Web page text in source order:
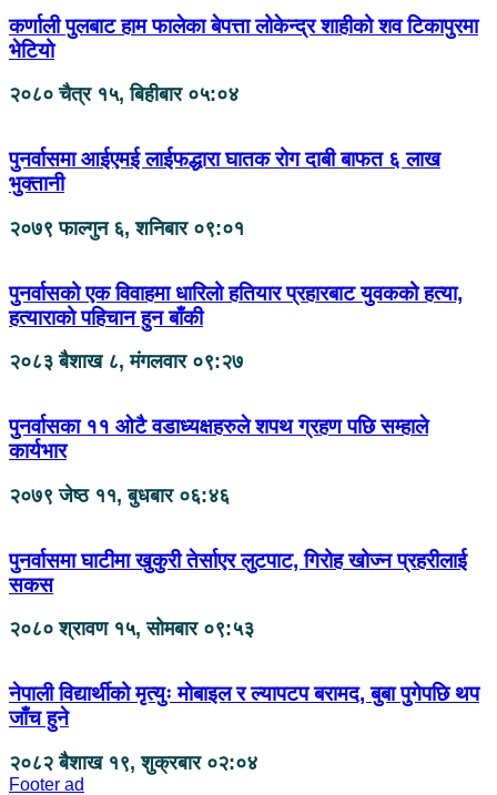
कर्णाली पुलबाट हाम फालेका बेपत्ता लोकेन्द्र शाहीको शव टिकापुरमा
भेटियो
२०८० चैत्र १५, बिहीबार ०५:०४
पुनर्वासमा आईएमई लाईफद्धारा घातक रोग दाबी बाफत ६ लाख
भुक्तानी
२०७९ फाल्गुन ६, शनिबार ०९:०१
पुनर्वासको एक विवाहमा धारिलो हतियार प्रहारबाट युवकको हत्या,
हत्याराको पहिचान हुन बाँकी
२०८३ बैशाख ८, मंगलवार ०९:२७
पुनर्वासका ११ ओटै वडाध्यक्षहरुले शपथ ग्रहण पछि सम्हाले
कार्यभार
२०७९ जेष्ठ ११, बुधबार ०६:४६
पुनर्वासमा घाटीमा खुकुरी तेर्साएर लुटपाट, गिरोह खोज्न प्रहरीलाई
सकस
२०८० श्रावण १५, सोमबार ०९:५३
नेपाली विद्यार्थीको मृत्युः मोबाइल र ल्यापटप बरामद, बुबा पुगेपछि थप
जाँच हुने
२०८२ बैशाख १९, शुक्रबार ०२:०४
Footer ad